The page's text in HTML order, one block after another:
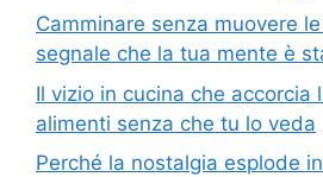
Camminare senza muovere
segnale che la tua mente è
Il vizio in cucina che accorcia
alimenti senza che tu lo veda
Perché la nostalgia esplode